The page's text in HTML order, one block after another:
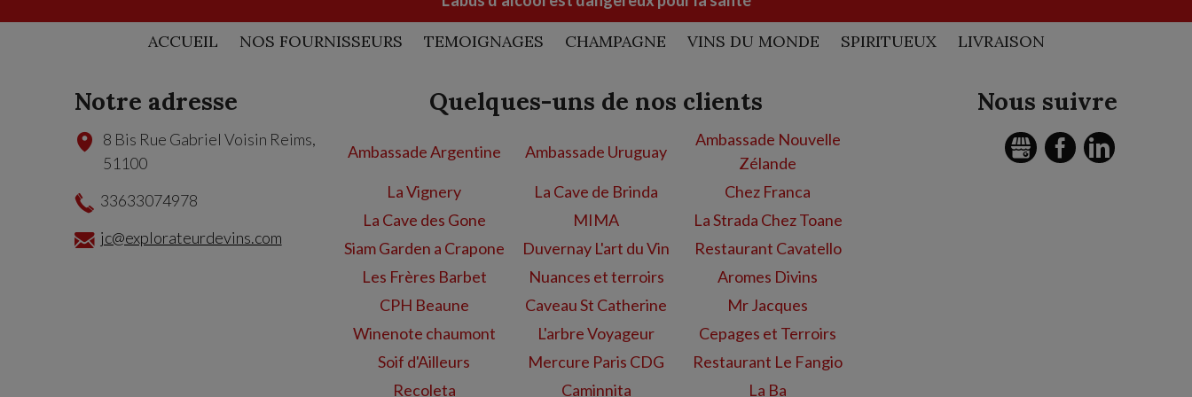
noyaux et légère rose- en
bouche citrus du houblon,
de chocolat, noix, malte et
ACCUEIL NOS FOURNISSEURS TEMOIGNAGES CHAMPAGNE VINS DU MONDE SPIRITUEUX LIVRAISON
Notre adresse
8 Bis Rue Gabriel Voisin Reims,
51100
33633074978
jc@explorateurdevins.com
Nous suivre
GMB FACEBOOK
Quelques-uns de nos clients
Ambassade Argentine Ambassade Uruguay
Ambassade Nouvelle
Zélande
La Vignery
La Cave de Brinda
Chez Franca
La Cave des Gone
MIMA
La Strada Chez Toane
Siam Garden a Crapone
Duvernay L'art du Vin
Restaurant Cavatello
Les Frères Barbet
Nuances et terroirs
Aromes Divins
CPH Beaune
Caveau St Catherine
Mr Jacques
Winenote chaumont
L'arbre Voyageur
Cepages et Terroirs
Soif d'Ailleurs
Mercure Paris CDG
Restaurant Le Fangio
Recoleta
Caminnita La Ba